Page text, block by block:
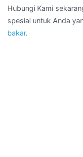
Hubungi Kami
spesial untuk Anda
bakar.